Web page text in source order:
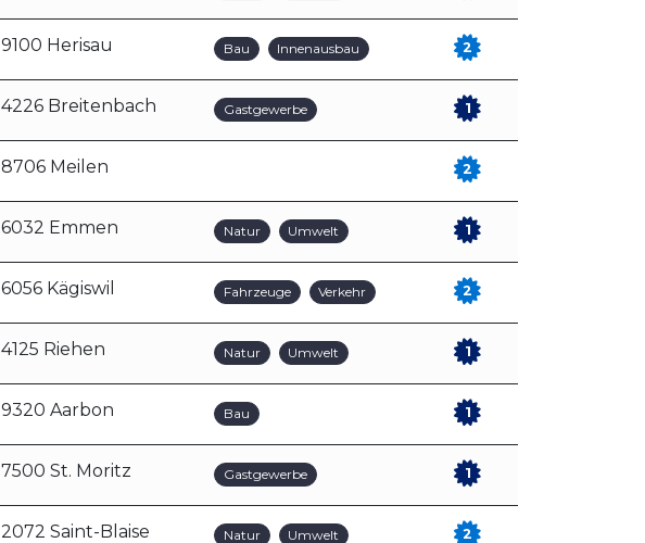
9100 Herisau Bau Innenausbau 2
4226 Breitenbach Gastgewerbe 1
8706 Meilen 2
6032 Emmen Natur Umwelt 1
6056 Kägiswil Fahrzeuge Verkehr 2
4125 Riehen Natur Umwelt 1
9320 Aarbon Bau 1
7500 St. Moritz Gastgewerbe 1
2072 Saint-Blaise Natur Umwelt 2